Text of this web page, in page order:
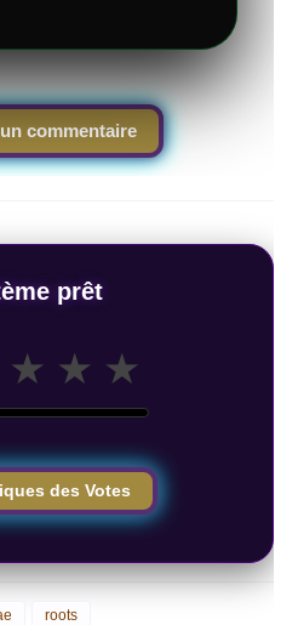
commentaire
prêt
★ ★ ★
des Votes
roots